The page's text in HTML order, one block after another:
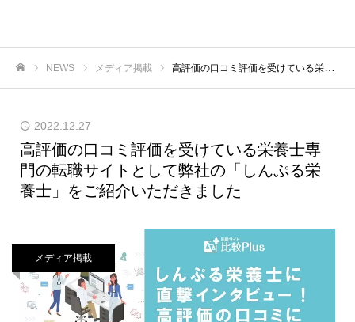
NEWS メディア掲載 高評価の口コミ評価を受けている栄養士専門の転職サイトとして弊社の「しんぷる栄養士」をご紹介いただきました
2022.12.27
高評価の口コミ評価を受けている栄養士専
門の転職サイトとして弊社の「しんぷる栄
養士」をご紹介いただきました
メディア掲載